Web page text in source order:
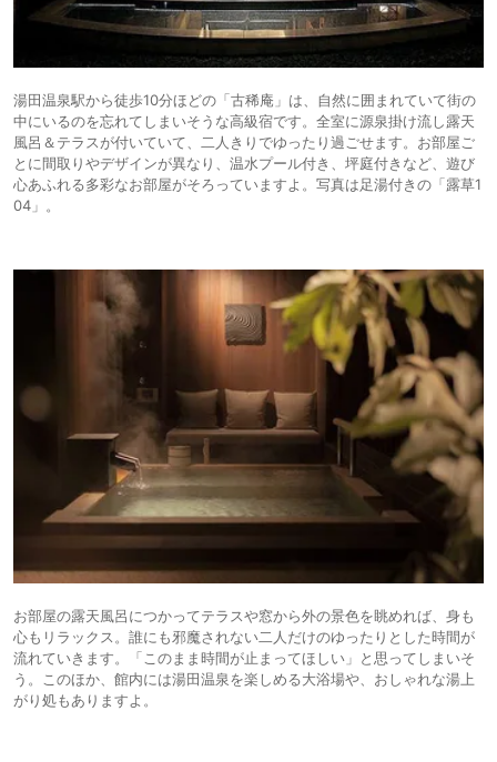
湯田温泉駅から徒歩10分ほどの「古稀庵」は、自然に囲まれていて街の
中にいるのを忘れてしまいそうな高級宿です。全室に源泉掛け流し露天
風呂＆テラスが付いていて、二人きりでゆったり過ごせます。お部屋ご
とに間取りやデザインが異なり、温水プール付き、坪庭付きなど、遊び
心あふれる多彩なお部屋がそろっていますよ。写真は足湯付きの「露草1
04」。
お部屋の露天風呂につかってテラスや窓から外の景色を眺めれば、身も
心もリラックス。誰にも邪魔されない二人だけのゆったりとした時間が
流れていきます。「このまま時間が止まってほしい」と思ってしまいそ
う。このほか、館内には湯田温泉を楽しめる大浴場や、おしゃれな湯上
がり処もありますよ。